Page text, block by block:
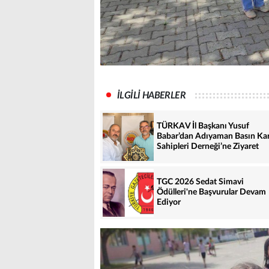
İLGİLİ HABERLER
TÜRKAV İl Başkanı Yusuf
Babar’dan Adıyaman Basın
Sahipleri Derneği’ne Ziyaret
TGC 2026 Sedat Simavi
Ödülleri'ne Başvurular Devam
Ediyor